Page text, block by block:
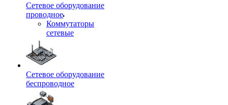
Сетевое оборудование
проводное
Коммутаторы
сетевые
Сетевое оборудование
беспроводное